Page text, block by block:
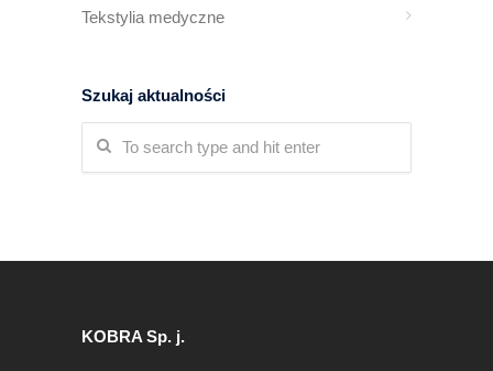
Tekstylia medyczne
Szukaj aktualności
KOBRA Sp. j.